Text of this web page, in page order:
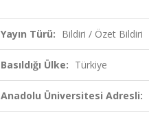
Yayın Türü: Bildiri / Özet Bildiri
Basıldığı Ülke: Türkiye
Anadolu Üniversitesi Adresli: